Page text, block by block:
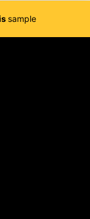
sample